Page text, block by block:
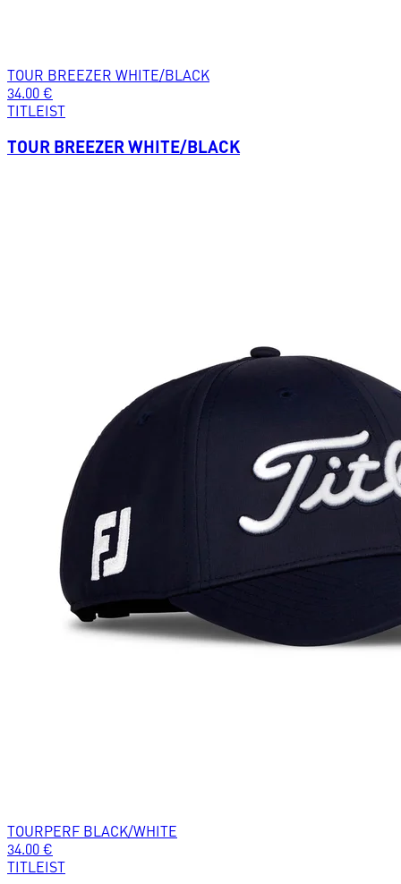
TOUR BREEZER WHITE/BLACK
34.00 €
TITLEIST
TOUR BREEZER WHITE/BLACK
TOURPERF BLACK/WHITE
34.00 €
TITLEIST